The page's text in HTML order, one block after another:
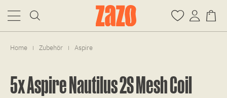
Home | Zubehör | Aspire
5x Aspire Nautilus 2S Mesh Coil